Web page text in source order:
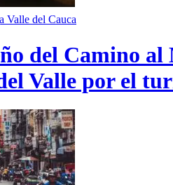
Valle del Cauca
del Camino
Valle por el